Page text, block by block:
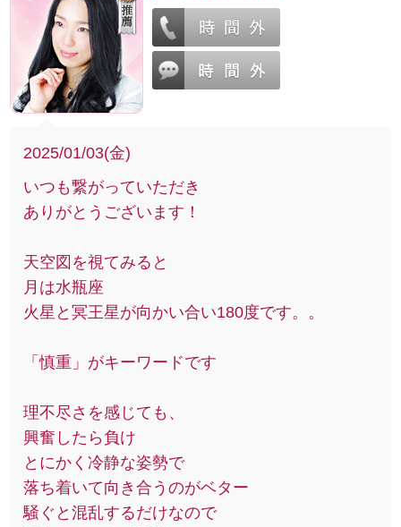
2025/01/03(金)
いつも繋がっていただき
ありがとうございます！
天空図を視てみると
月は水瓶座
火星と冥王星が向かい合い180度です。。
「慎重」がキーワードです
理不尽さを感じても、
興奮したら負け
とにかく冷静な姿勢で
落ち着いて向き合うのがベター
騒ぐと混乱するだけなので